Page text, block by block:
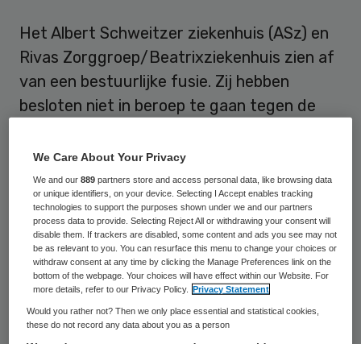
Het Albert Schweitzer ziekenhuis (ASz) en
Rivas Zorggroep/Beatrixziekenhuis zien af
van een bestuurlijke fusie. Zij hebben
besloten niet in beroep te gaan tegen de
dat de Autoriteit Consument en Markt
(ACM) terecht geen toestemming heeft
gegeven voor de fusie.
“We vinden onze eigen argumenten nog
steeds sterk en blijven van mening dat een
bestuurlijke fusie gunstig zou zijn voor
patiënten en cliënten in de regio en voor de
toekomst van onze organisaties”, zeggen
We Care About Your Privacy
We and our889 partners store and access personal data, like browsing data
or unique identifiers, on your device. Selecting I Accept enables tracking
technologies to support the purposes shown under we and our partners
process data to provide. Selecting Reject All or withdrawing your consent will
disable them. If trackers are disabled, some content and ads you see may not
be as relevant to you. You can resurface this menu to change your choices or
withdraw consent at any time by clicking the Manage Preferences link on the
bottom of the webpage. Your choices will have effect within our Website. For
more details, refer to our Privacy Policy.
Privacy Statement
Would you rather not? Then we only place essential and statistical cookies,
these do not record any data about you as a person